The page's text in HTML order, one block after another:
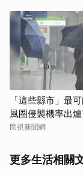
「這些縣市」最
風圈侵襲機率出
次看
民視新聞網
更多生活相關